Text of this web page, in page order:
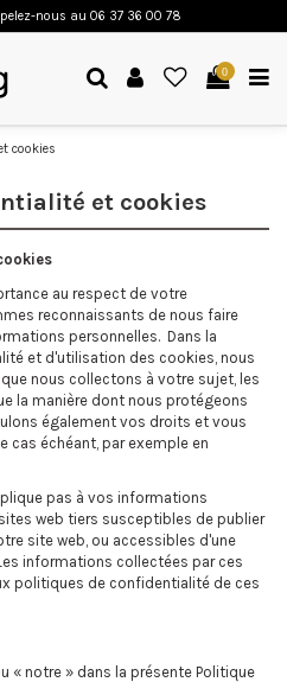
nous au 06 37 36 00 78
0
cookies
et cookies
au respect de votre
reconnaissants de nous faire
personnelles. Dans la
et d'utilisation des cookies, nous
nous collectons à votre sujet, les
la manière dont nous protégeons
également vos droits et vous
cas échéant, par exemple en
pas à vos informations
web tiers susceptibles de publier
site web, ou accessibles d'une
informations collectées par ces
politiques de confidentialité de ces
« notre » dans la présente Politique